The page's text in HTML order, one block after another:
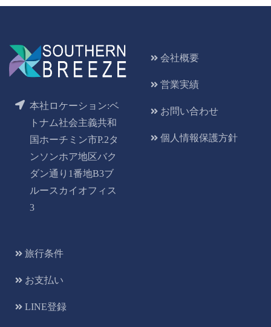
本社ロケーション:ベ
トナム社会主義共和
国ホーチミン市P.2タ
ンソンホア地区バク
ダン通り1番地B3ブ
ルースカイオフィス
3
会社概要
営業実績
お問い合わせ
個人情報保護方針
旅行条件
お支払い
LINE登録